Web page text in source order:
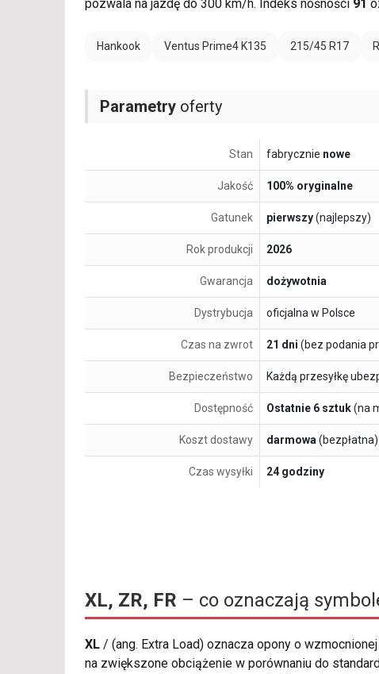
pozwala na jazdę do 300 km/h. Indeks nośności 91
Hankook Ventus Prime4 K135 215/45 R17
Parametry oferty
Stan fabrycznie nowe
Jakość 100% oryginalne
Gatunek pierwszy(najlepszy)
Rok produkcji 2026
Gwarancja dożywotnia
Dystrybucja oficjalna w Polsce
Czas na zwrot 21 dni (bez podania
Bezpieczeństwo Każdą przesyłkę
Dostępność Ostatnie 6 sztuk(na
Koszt dostawy darmowa(bezpłatna)
Czas wysyłki 24 godziny
XL, ZR, FR – co oznaczają
XL / (ang. Extra Load) oznacza opony o
na zwiększone obciążenie w porównaniu do